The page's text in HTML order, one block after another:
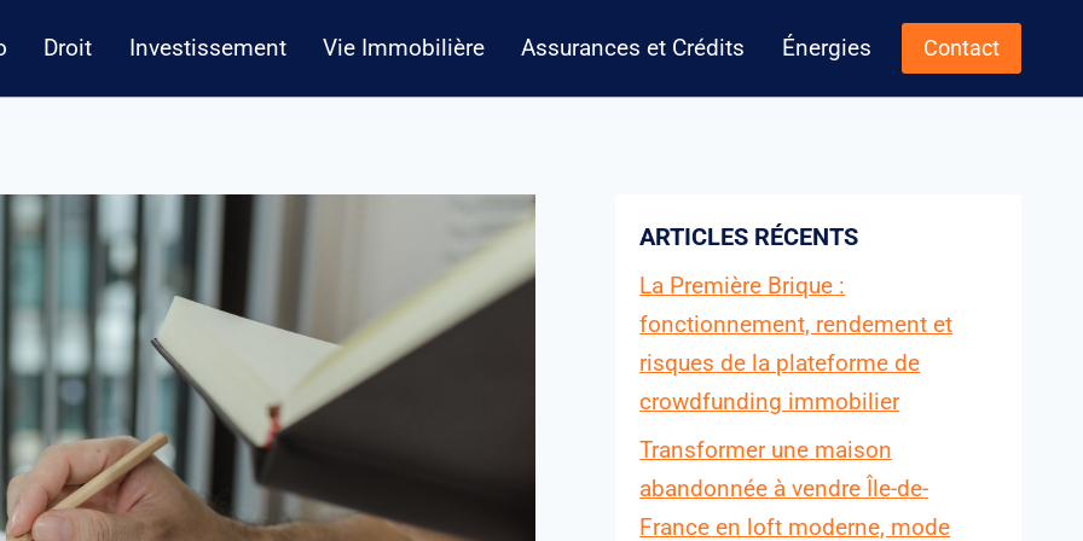
Droit Investissement Vie Immobilière Assurances et Crédits Énergies Contact
ARTICLES RÉCENTS
La Première Brique :
fonctionnement, rendement et
risques de la plateforme de
crowdfunding immobilier
Transformer une maison
abandonnée à vendre Île-de-
France en loft moderne, mode